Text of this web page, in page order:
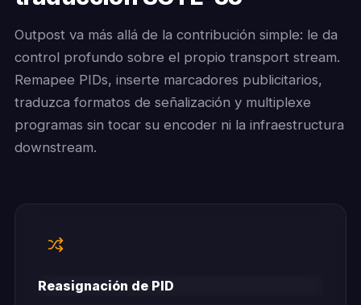
Outpost va más allá de la contribución simple: le da
control profundo sobre el propio transport stream.
Remapee PIDs, inserte marcadores publicitarios,
traduzca formatos de señalización y multiplexe
programas sin tocar su encoder ni la infraestructura
downstream.
Reasignación de PID